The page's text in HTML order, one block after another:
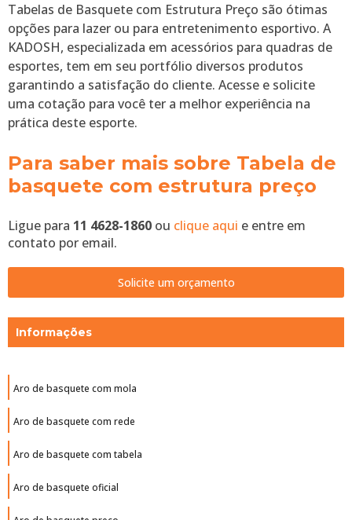
Tabelas de Basquete com Estrutura Preço são ótimas
opções para lazer ou para entretenimento esportivo. A
KADOSH, especializada em acessórios para quadras de
esportes, tem em seu portfólio diversos produtos
garantindo a satisfação do cliente. Acesse e solicite
uma cotação para você ter a melhor experiência na
prática deste esporte.
Para saber mais sobre Tabela de
basquete com estrutura preço
Ligue para 11 4628-1860 ou clique aqui e entre em
contato por email.
Solicite um orçamento
Informações
Aro de basquete com mola
Aro de basquete com rede
Aro de basquete com tabela
Aro de basquete oficial